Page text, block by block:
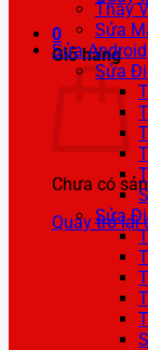
0
Giỏ hàng
Chưa có
Quay trở lại
Thay
Sửa
Sửa Android
Sửa
Sửa